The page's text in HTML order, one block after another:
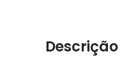
Descrição